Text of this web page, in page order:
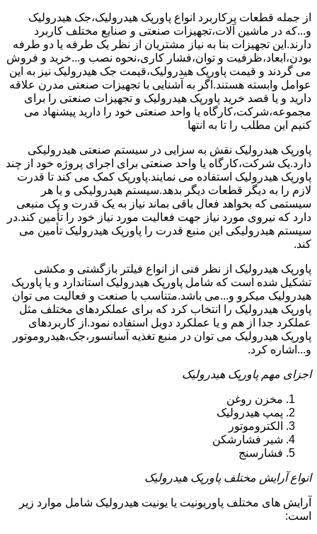
از جمله قطعات پرکاربرد انواع پاورپک هیدرولیک،جک هیدرولیک
و...که در ماشین آلات،تجهیزات صنعتی و صنایع مختلف کاربرد
دارند.این تجهیزات بنا به نیاز مشتریان از نظر یک طرفه یا دو طرفه
بودن،ابعاد،ظرفیت و توان،فشار کاری،نحوه نصب و...خرید و فروش
می گردند و قیمت پاورپک هیدرولیک،قیمت جک هیدرولیک نیز به این
عوامل وابسته هستند.اگر به آشنایی با تجهیزات صنعتی مدرن علاقه
دارید و یا قصد خرید پاورپک هیدرولیک و تجهیزات صنعتی را برای
مجموعه،شرکت،کارگاه یا واحد صنعتی خود را دارید پیشنهاد می
کنیم این مطلب را تا به انتها
پاورپک هیدرولیک نقش به سزایی در سیستم صنعتی هیدرولیکی
دارد.یک شرکت،کارگاه یا واحد صنعتی برای اجرای پروژه خود از چند
پاورپک هیدرولیک استفاده می نمایند.پاورپک کمک می کند تا قدرت
لازم را به دیگر قطعات دیگر بدهد.سیستم هیدرولیکی و یا هر
سیستمی که بخواهد فعال باقی بماند نیاز به یک قدرت و یک منبعی
دارد که نیروی مورد نیاز جهت فعالیت مورد نیاز خود را تأمین کند.در
سیستم هیدرولیکی این منبع قدرت را پاورپک هیدرولیک تأمین می
کند.
پاورپک هیدرولیک از نظر فنی از انواع فیلتر بازگشتی و مکشی
تشکیل شده است که شامل پاورپک هیدرولیک استاندارد و یا پاورپک
هیدرولیک میکرو و...می باشد.متناسب با صنعت و فعالیت می توان
پاورپک هیدرولیک را انتخاب کرد که برای عملکردهای مختلف مثل
عملکرد جدا از هم و یا عملکرد دوبل استفاده نمود.از کاربردهای
پاورپک هیدرولیک می توان در منبع تغذیه آسانسور،جک،هیدروموتور
و...اشاره کرد.
اجزای مهم پاورپک هیدرولیک
مخزن روغن
پمپ هیدرولیک
الکتروموتور
شیر فشارشکن
فشارسنج
انواع آرایش مختلف پاورپک هیدرولیک
آرایش های مختلف پاوریونیت یا یونیت هیدرولیک شامل موارد زیر
است: